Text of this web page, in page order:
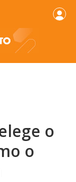
o
o